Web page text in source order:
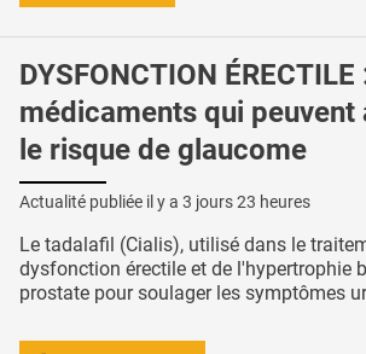
DYSFONCTION ÉRECTILE
médicaments qui peuvent
le risque de glaucome
Actualité publiée il y a 3 jours 23 heures
Le tadalafil (Cialis), utilisé dans le
dysfonction érectile et de l'hypertrophie
prostate pour soulager les symptômes